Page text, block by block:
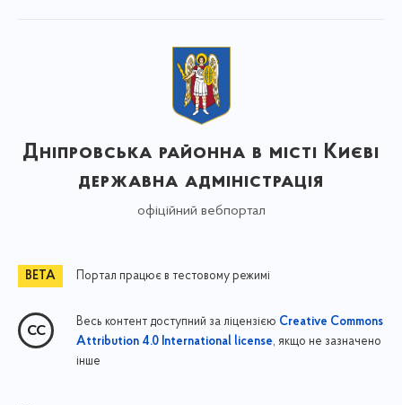
Дніпровська районна в місті Києві
державна адміністрація
офіційний вебпортал
Портал працює в тестовому режимі
Весь контент доступний за ліцензією Creative Commons
Attribution 4.0 International license, якщо не зазначено
інше